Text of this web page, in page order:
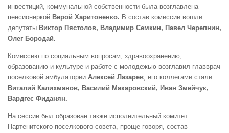
инвестиций, коммунальной собственности была возглавлена
пенсионеркой Верой Харитоненко. В состав комиссии вошли
депутаты Виктор Пястолов, Владимир Семкин, Павел Черепнин,
Олег Бородай.
Комиссию по социальным вопросам, здравоохранению,
образованию и культуре и работе с молодежью возглавил главврач
поселковой амбулатории Алексей Лазарев , его коллегами стали
Виталий Калихманов, Василий Макаровский, Иван Змейчук,
Вардгес Фиданян.
На сессии был образован также исполнительный комитет
Партенитского поселкового совета, проще говоря, состав